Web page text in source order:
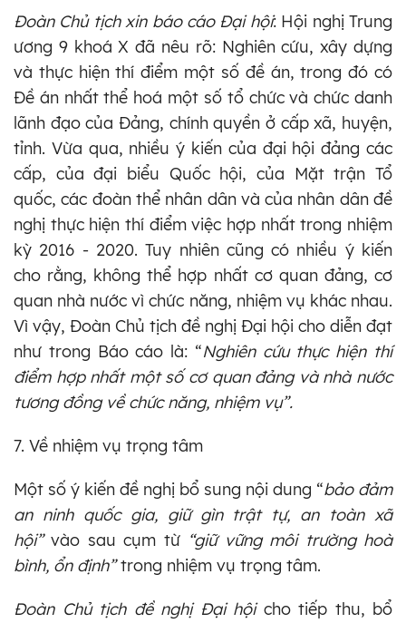
Đoàn Chủ tịch xin báo cáo Đại hội: Hội nghị Trung
ương 9 khoá X đã nêu rõ: Nghiên cứu, xây dựng
và thực hiện thí điểm một số đề án, trong đó có
Đề án nhất thể hoá một số tổ chức và chức danh
lãnh đạo của Đảng, chính quyền ở cấp xã, huyện,
tỉnh. Vừa qua, nhiều ý kiến của đại hội đảng các
cấp, của đại biểu Quốc hội, của Mặt trận Tổ
quốc, các đoàn thể nhân dân và của nhân dân đề
nghị thực hiện thí điểm việc hợp nhất trong nhiệm
kỳ 2016 - 2020. Tuy nhiên cũng có nhiều ý kiến
cho rằng, không thể hợp nhất cơ quan đảng, cơ
quan nhà nước vì chức năng, nhiệm vụ khác nhau.
Vì vậy, Đoàn Chủ tịch đề nghị Đại hội cho diễn đạt
như trong Báo cáo là: “Nghiên cứu thực hiện thí
điểm hợp nhất một sốcơ quan đảng và nhà nước
tương đồng về chức năng, nhiệmvụ”.
7. Về nhiệm vụ trọng tâm
Một số ý kiến đề nghị bổ sung nội dung “bảo đảm
an ninh quốc gia, giữ gìn trật tự, an toàn xã
hội”vào sau cụm từ “giữ vững môi trường hoà
bình, ổn định”trong nhiệm vụ trọng tâm.
Đoàn Chủ tịch đề nghị Đại hội cho tiếp thu, bổ